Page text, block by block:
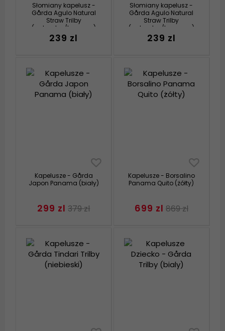
Słomiany kapelusz -
Gårda Agulo Natural
Straw Trilby
(naturalny/brązowy)
239 zl
Słomiany kapelusz -
Gårda Agulo Natural
Straw Trilby
(naturalny/kremowy)
239 zl
Kapelusze - Gårda
Japon Panama (biały)
299 zl 379 zl
Kapelusze - Borsalino
Panama Quito (żółty)
699 zl 869 zl